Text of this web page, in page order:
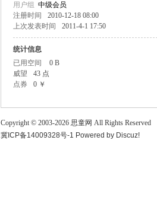
用户组 中级会员
注册时间
2010-12-18 08:00
上次发表时间
2011-4-1 17:50
统计信息
已用空间
0 B
威望
43 点
点券
0 ￥
Copyright © 2003-2026 思童网 All Rights Reserved
冀ICP备14009328号-1 Powered by Discuz!